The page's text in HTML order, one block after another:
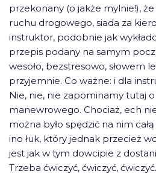
przekonany (o jakże mylnie!),
ruchu drogowego, siada za
instruktor, podobnie jak
przepis podany na samym
wesoło, bezstresowo, słowem
przyjemnie. Co ważne: i dla
Nie, nie, nie zapominamy tutaj
manewrowego. Chociaż, ech
można było spędzić na nim
ino łuk, który jednak przecież
jest jak w tym dowcipie z
Trzeba ćwiczyć, ćwiczyć,